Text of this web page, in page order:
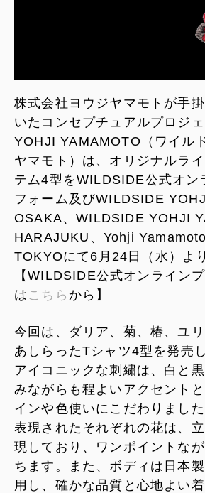
株式会社ヨウジヤマモトが手
いたコンセプチュアルプロジ
YOHJI YAMAMOTO（ワイル
ヤマモト）は、オリジナルラ
テム4型をWILDSIDE公式オン
フォーム及びWILDSIDE
OSAKA、WILDSIDE YOHJI
HARAJUKU、Yohji
TOKYOにて6月24日（水）よ
【WILDSIDE公式オンライン
は こちら から】
今回は、ダリア、菊、椿、ユ
あしらったTシャツ4型を発売
アイコニックな刺繍は、白と
みながらも程よいアクセント
インや色使いにこだわりまし
表現されたそれぞれの花は、
現しており、ワンポイントな
ちます。また、ボディは日本
用し、確かな品質と心地よい着